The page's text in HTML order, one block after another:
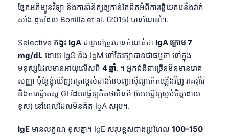
ផ្នែកអភិម្យូនវិទ្យា និងការពិនិត្យឲ្យកាន់តែជិតអំពីការឆ្លើយតបនឹងវ៉ាក់
សាំង ដូចដែល Bonilla et al. (2015) បានណែនាំ។.
Selective កង្វះ IgA ជាទូទៅត្រូវបានកំណត់ថា IgA ក្រោម 7
mg/dL ដោយ IgG និង IgM នៅតែរក្សាបានជាធម្មតា នៅក្នុង
មនុស្សដែលមានអាយុលើសពី 4 ឆ្នាំ. ។ អ្នកជំងឺជាច្រើនមិនមានរោគ
សញ្ញា ប៉ុន្តែខ្ញុំឃើញអត្រាខ្ពស់ជាងនៃបញ្ហាស៊ីណូកើតឡើងវិញ រាគរ៉ាំរ៉ៃ
និងការធ្វើតេស្ត GI ដែលធ្វើឲ្យគិតថាមិនអី (បែបធ្វើឲ្យស្ងប់ចិត្តដោយ
ខុស) នៅពេលដែលមិនគិត IgA សរុប។.
IgE មានលក្ខណៈខុសគ្នា។ IgE សរុបខ្ពស់ជាងប្រហែល 100-150